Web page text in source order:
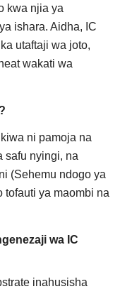
kwa njia ya
ishara. Aidha, IC
utaftaji wa joto,
wakati wa
ni pamoja na
safu nyingi, na
(Sehemu ndogo ya
tofauti ya maombi na
wa IC
inahusisha